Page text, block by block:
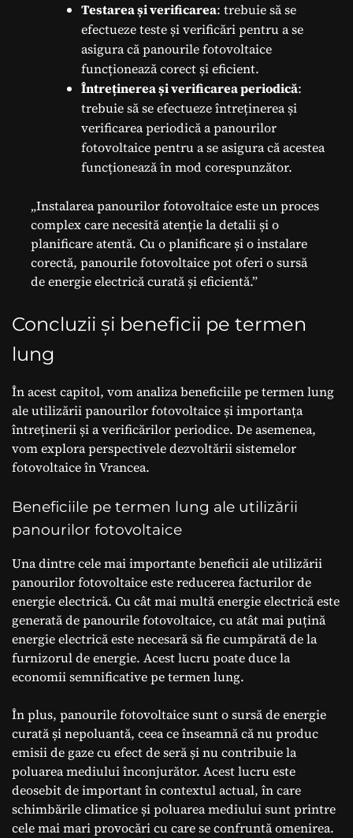
Testarea și verificarea: trebuie să se
efectueze teste și verificări pentru a se
asigura că panourile fotovoltaice
funcționează corect și eficient.
Întreținerea și verificarea periodică:
trebuie să se efectueze întreținerea și
verificarea periodică a panourilor
fotovoltaice pentru a se asigura că acestea
funcționează în mod corespunzător.
„Instalarea panourilor fotovoltaice este un proces
complex care necesită atenție la detalii și o
planificare atentă. Cu o planificare și o instalare
corectă, panourile fotovoltaice pot oferi o sursă
de energie electrică curată și eficientă.”
Concluzii și beneficii pe termen
lung
În acest capitol, vom analiza beneficiile pe termen lung
ale utilizării panourilor fotovoltaice și importanța
întreținerii și a verificărilor periodice. De asemenea,
vom explora perspectivele dezvoltării sistemelor
fotovoltaice în Vrancea.
Beneficiile pe termen lung ale utilizării
panourilor fotovoltaice
Una dintre cele mai importante beneficii ale utilizării
panourilor fotovoltaice este reducerea facturilor de
energie electrică. Cu cât mai multă energie electrică este
generată de panourile fotovoltaice, cu atât mai puțină
energie electrică este necesară să fie cumpărată de la
furnizorul de energie. Acest lucru poate duce la
economii semnificative pe termen lung.
În plus, panourile fotovoltaice sunt o sursă de energie
curată și nepoluantă, ceea ce înseamnă că nu produc
emisii de gaze cu efect de seră și nu contribuie la
poluarea mediului înconjurător. Acest lucru este
deosebit de important în contextul actual, în care
schimbările climatice și poluarea mediului sunt printre
cele mai mari provocări cu care se confruntă omenirea.